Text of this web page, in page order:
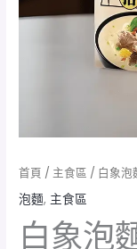
首頁 / 主食區 / 白象泡
泡麵,主食區
白象泡